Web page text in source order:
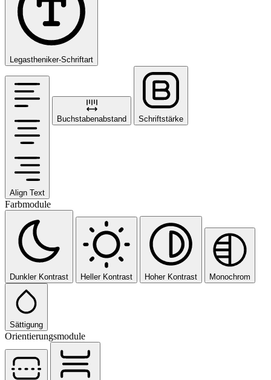
Legastheniker-Schriftart
Align Text
Buchstabenabstand Schriftstärke
Farbmodule
Dunkler Kontrast Heller Kontrast Hoher Kontrast Monochrom
Sättigung
Orientierungsmodule